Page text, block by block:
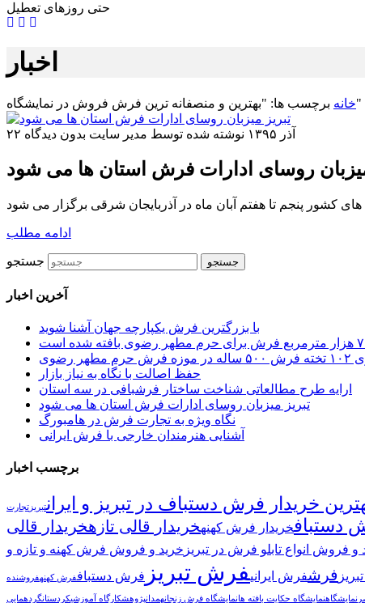
حتی روزهای تعطیل
اخبار
خانهبرچسب ها: "بهترین و منصفانه ترین فرش فروش در نمایشگاه"
۲۲ آذر ۱۳۹۵ نوشته شده توسط مدیر سایت بدون دیدگاه
روسای ادارات فرش استان ها می شود
ادامه مطلب
جستجو
آخرین اخبار
با بزرگترین فرش یکپارچه جهان آشنا شوید
مطهر رضوی
حفظ اصالت با نگاه به نیاز بازار
ارایه طرح مطالعاتی شناخت ساختار فرشبافی در سه استان
تبریز میزبان روسای ادارات فرش استان ها می شود
نگاه ویژه به تجارت فرش در هامبورگ
آشنایی هنرمندان خارجی با فرش ایرانی
برچسب اخبار
خریدار فرش دستباف در تبریز و ایرانتبریز تجارت
دستبافخریدار فرش کهنهخریدار قالی تازهخریدار قالی
و فروش انواع تابلو فرش در تبریز خرید و فروش فرش کهنه و تازه و
فرشفرش ایرانیفرش تبریز فرش دستباففرش کهنهفروشنده
نمایشگاهنمایشگاه حکایت بافته ها نمایشگاه فرش زنجانهمدانپژوهشکارگاه آموزشیکردستانگردهمایی